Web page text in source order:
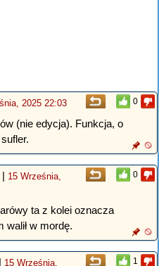
0
2025 22:03
(nie edycja). Funkcja, o
0
| 15 Września,
ta z kolei oznacza
walił w mordę.
1
| 15 Września,